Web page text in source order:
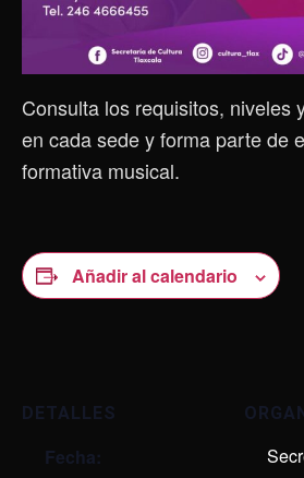
Consulta los requisitos, niveles
en cada sede y forma parte de
formativa musical.
Añadir al calendario
DETALLES
Fecha: